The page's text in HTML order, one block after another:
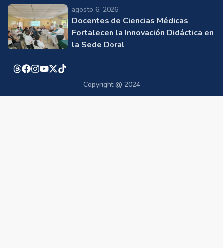
agosto 6, 2026
Docentes de Ciencias Médicas
Fortalecen la Innovación Didáctica en
la Sede Doral
Copyright @ 2024